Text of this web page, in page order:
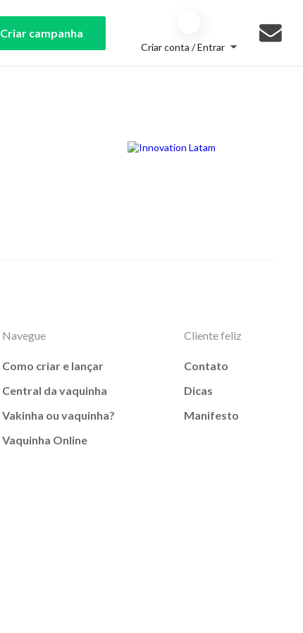
Criar campanha
Criar conta / Entrar
Navegue
Como criar e lançar
Central da vaquinha
Vakinha ou vaquinha?
Vaquinha Online
Cliente feliz
Contato
Dicas
Manifesto